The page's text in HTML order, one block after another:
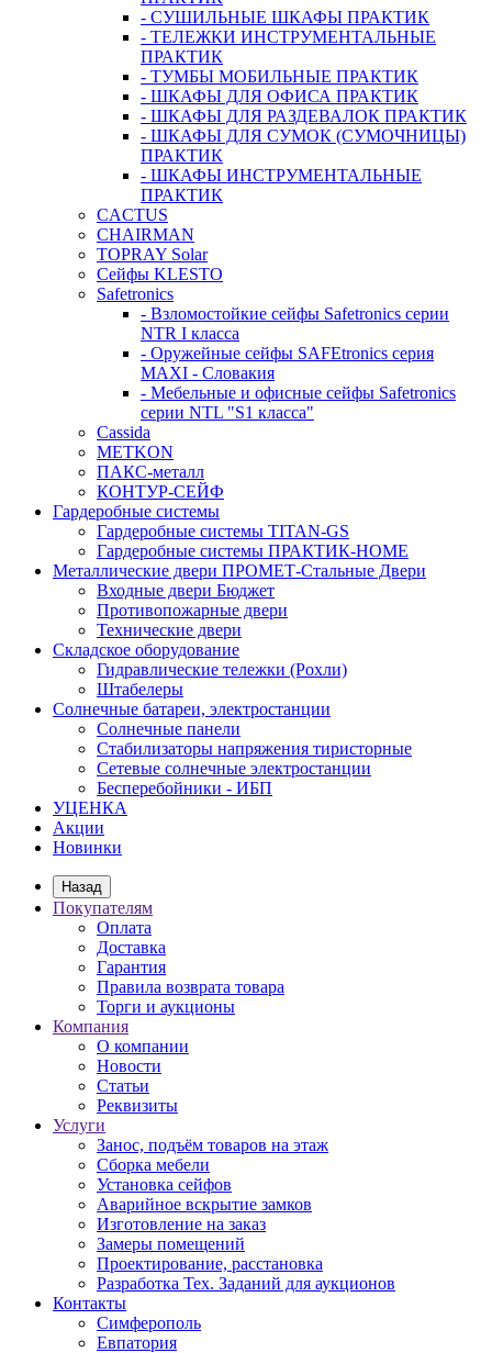
- СУШИЛЬНЫЕ ШКАФЫ ПРАКТИК
- ТЕЛЕЖКИ ИНСТРУМЕНТАЛЬНЫЕ
ПРАКТИК
- ТУМБЫ МОБИЛЬНЫЕ ПРАКТИК
- ШКАФЫ ДЛЯ ОФИСА ПРАКТИК
- ШКАФЫ ДЛЯ РАЗДЕВАЛОК ПРАКТИК
- ШКАФЫ ДЛЯ СУМОК (СУМОЧНИЦЫ)
ПРАКТИК
- ШКАФЫ ИНСТРУМЕНТАЛЬНЫЕ
ПРАКТИК
CACTUS
CHAIRMAN
TOPRAY Solar
Сейфы KLESTO
Safetronics
- Взломостойкие сейфы Safetronics серии
NTR I класса
- Оружейные сейфы SAFEtronics серия
MAXI - Словакия
- Мебельные и офисные сейфы Safetronics
серии NTL "S1 класса"
Cassida
METKON
ПАКС-металл
КОНТУР-СЕЙФ
Гардеробные системы
Гардеробные системы TITAN-GS
Гардеробные системы ПРАКТИК-HOME
Металлические двери ПРОМЕТ-Стальные Двери
Входные двери Бюджет
Противопожарные двери
Технические двери
Складское оборудование
Гидравлические тележки (Рохли)
Штабелеры
Солнечные батареи, электростанции
Солнечные панели
Стабилизаторы напряжения тиристорные
Сетевые солнечные электростанции
Бесперебойники - ИБП
УЦЕНКА
Акции
Новинки
Назад
Покупателям
Оплата
Доставка
Гарантия
Правила возврата товара
Торги и аукционы
Компания
О компании
Новости
Статьи
Реквизиты
Услуги
Занос, подъём товаров на этаж
Сборка мебели
Установка сейфов
Аварийное вскрытие замков
Изготовление на заказ
Замеры помещений
Проектирование, расстановка
Разработка Тех. Заданий для аукционов
Контакты
Симферополь
Евпатория